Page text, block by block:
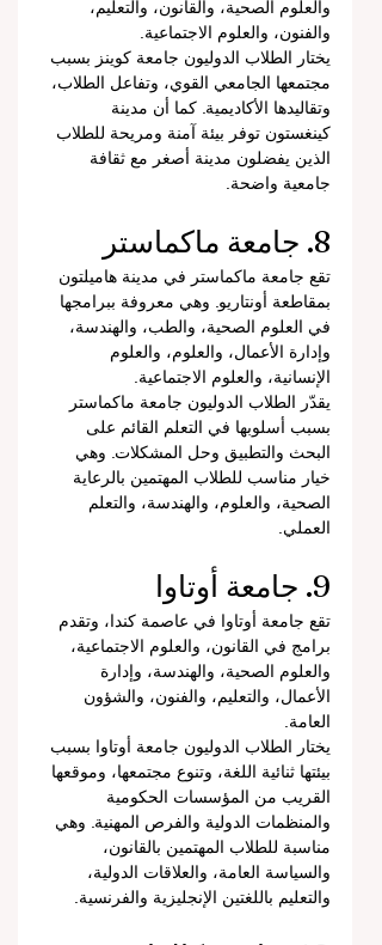
والعلوم الصحية، والقانون، والتعليم،
والفنون، والعلوم الاجتماعية.
يختار الطلاب الدوليون جامعة كوينز بسبب
مجتمعها الجامعي القوي، وتفاعل الطلاب،
وتقاليدها الأكاديمية. كما أن مدينة
كينغستون توفر بيئة آمنة ومريحة للطلاب
الذين يفضلون مدينة أصغر مع ثقافة
جامعية واضحة.
8. جامعة ماكماستر
تقع جامعة ماكماستر في مدينة هاميلتون
بمقاطعة أونتاريو. وهي معروفة ببرامجها
في العلوم الصحية، والطب، والهندسة،
وإدارة الأعمال، والعلوم، والعلوم
الإنسانية، والعلوم الاجتماعية.
يقدّر الطلاب الدوليون جامعة ماكماستر
بسبب أسلوبها في التعلم القائم على
البحث والتطبيق وحل المشكلات. وهي
خيار مناسب للطلاب المهتمين بالرعاية
الصحية، والعلوم، والهندسة، والتعلم
العملي.
9. جامعة أوتاوا
تقع جامعة أوتاوا في عاصمة كندا، وتقدم
برامج في القانون، والعلوم الاجتماعية،
والعلوم الصحية، والهندسة، وإدارة
الأعمال، والتعليم، والفنون، والشؤون
العامة.
يختار الطلاب الدوليون جامعة أوتاوا بسبب
بيئتها ثنائية اللغة، وتنوع مجتمعها، وموقعها
القريب من المؤسسات الحكومية
والمنظمات الدولية والفرص المهنية. وهي
مناسبة للطلاب المهتمين بالقانون،
والسياسة العامة، والعلاقات الدولية،
والتعليم باللغتين الإنجليزية والفرنسية.